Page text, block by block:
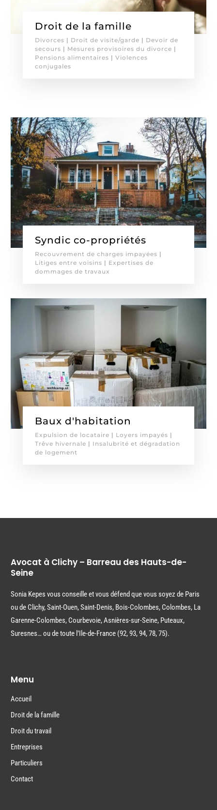
Droit de la famille
Divorces | Droit de visite/garde | Devoir de
secours | Mesures provisoires du divorce |
Pensions alimentaires | Violences
conjugales
Syndic co-propriétés
Recouvrement de charges impayées |
Litiges entre voisins | Expertises de
dommages de travaux
Baux d'habitation
Expulsion de locataire | Loyers impayés |
Trêve hivernale | Insalubrité et dégradation
de logement
Avocat à Clichy – Barreau des Hauts-de-
Seine
Sonia Kepes vous conseille et vous défend que vous soyez de Paris
ou de Clichy, Saint-Ouen, Saint-Denis, Bois-Colombes, Colombes, La
Garenne-Colombes, Courbevoie, Asnières-sur-Seine, Puteaux,
Suresnes… ou de toute l’Ile-de-France (92, 93, 94, 78, 75).
Menu
Accueil
Droit de la famille
Droit du travail
Entreprises
Particuliers
Contact